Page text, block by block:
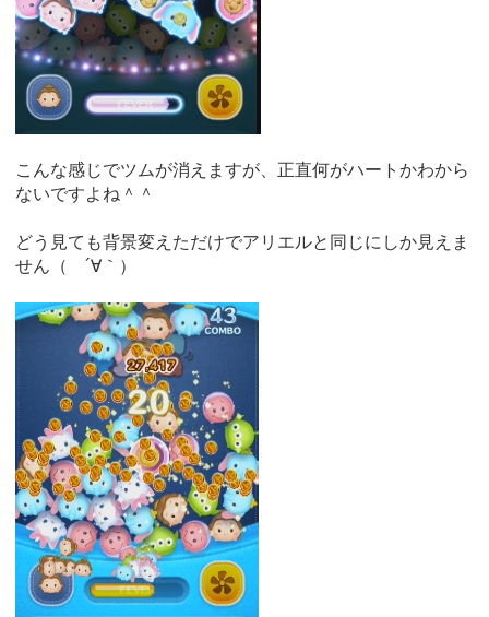
こんな感じでツムが消えますが、正直何がハートかわから
ないですよね＾＾
どう見ても背景変えただけでアリエルと同じにしか見えま
せん（ ´∀｀）